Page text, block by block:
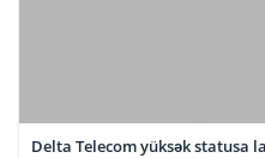
Delta Telecom yüksək statusa